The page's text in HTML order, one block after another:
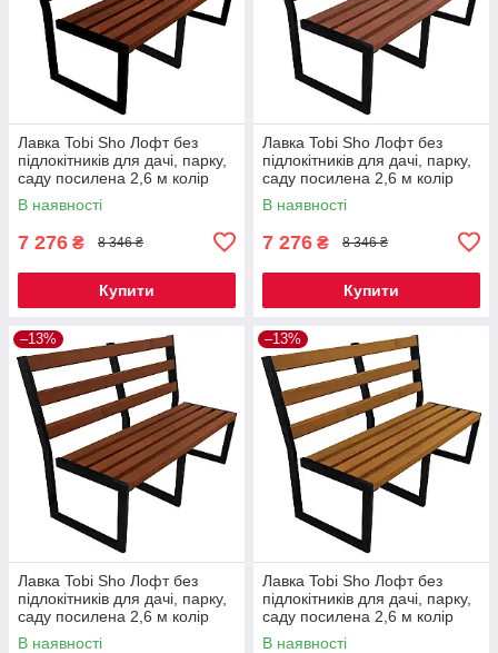
Лавка Tobi Sho Лофт без
підлокітників для дачі, парку,
саду посилена 2,6 м колір
каштан
В наявності
7 276 ₴ 8 346 ₴
Купити
Лавка Tobi Sho Лофт без
підлокітників для дачі, парку,
саду посилена 2,6 м колір
черешня
В наявності
7 276 ₴ 8 346 ₴
Купити
–13%
Лавка Tobi Sho Лофт без
підлокітників для дачі, парку,
саду посилена 2,6 м колір
макасар
В наявності
–13%
Лавка Tobi Sho Лофт без
підлокітників для дачі, парку,
саду посилена 2,6 м колір
дуб
В наявності